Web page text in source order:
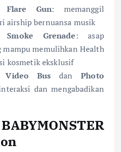
Flare Gun: memanggil
airship bernuansa musik
Smoke Grenade: asap
memulihkan Health
kosmetik eksklusif
Video Bus danPhoto
dan mengabadikan